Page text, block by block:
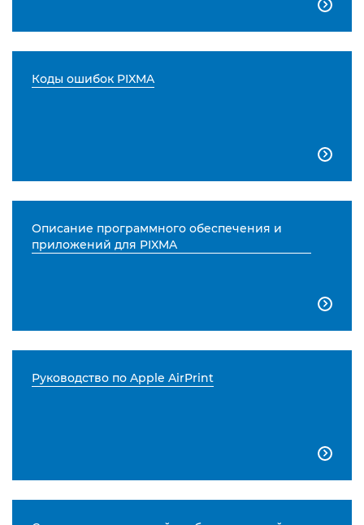

Коды ошибок PIXMA

Описание программного обеспечения и
приложений для PIXMA

Руководство по Apple AirPrint
